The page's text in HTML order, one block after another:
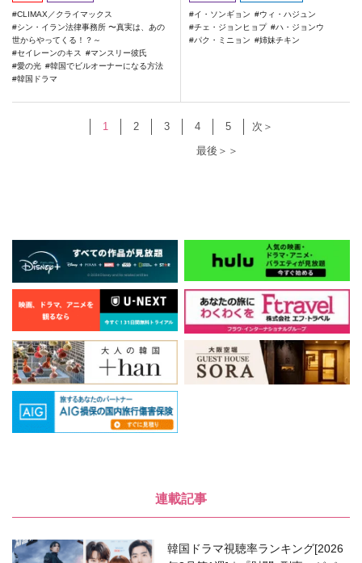
CLIMAX／クライマックス
シン・イラン法律事務所 〜真実は、あの
世からやってくる！？～
セイレーンのキス
マンスリー彼氏
愛の光
韓国でビルオーナーになる方法
韓国ドラマ
イ・ソンギョン
ウィ・ハジュン
チェ・ジョンヒョプ
ハ・ジョンウ
パク・ミニョン
姉妹チキン
1 2 3 4 5
次＞
最後＞＞
連載記事
韓国ドラマ視聴率ランキング[2026